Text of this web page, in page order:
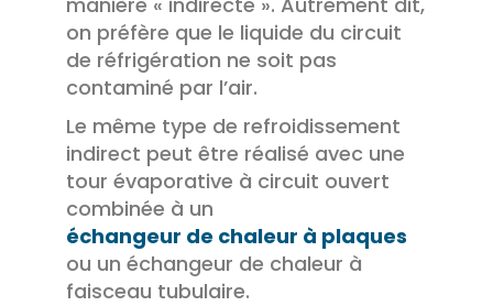
on préfère que le liquide du circuit
de réfrigération ne soit pas
contaminé par l’air.
Le même type de refroidissement
indirect peut être réalisé avec une
tour évaporative à circuit ouvert
combinée à un
échangeur de chaleur à plaques
ou un échangeur de chaleur à
faisceau tubulaire.